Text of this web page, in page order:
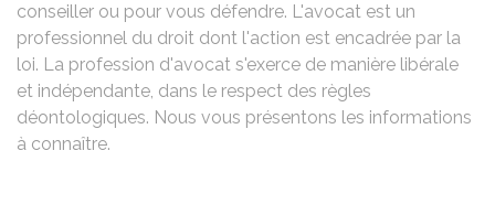
conseiller ou pour vous défendre. L'avocat est un
professionnel du droit dont l'action est encadrée par la
loi. La profession d'avocat s'exerce de manière libérale
et indépendante, dans le respect des règles
déontologiques. Nous vous présentons les informations
à connaître.